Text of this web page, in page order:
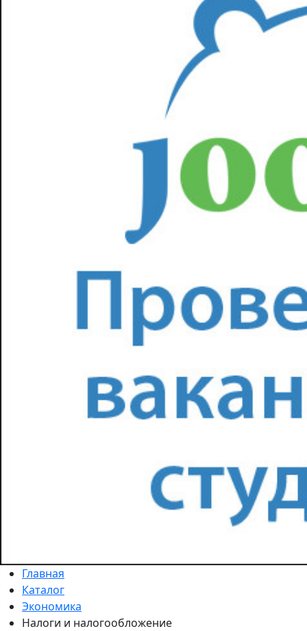
Главная
Каталог
Экономика
Налоги и налогообложение